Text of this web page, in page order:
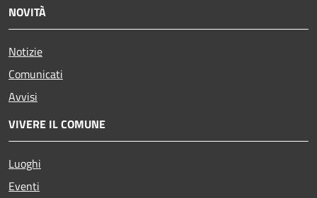
NOVITÀ
Notizie
Comunicati
Avvisi
VIVERE IL COMUNE
Luoghi
Eventi